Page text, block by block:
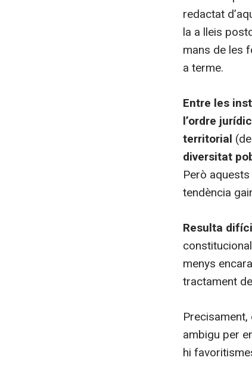
redactat
la a lleis
mans de les
a terme.
Entre les
l’ordre
territorial
diversitat
Però
tendència
Resulta
menys
tractament
ambigu per
hi